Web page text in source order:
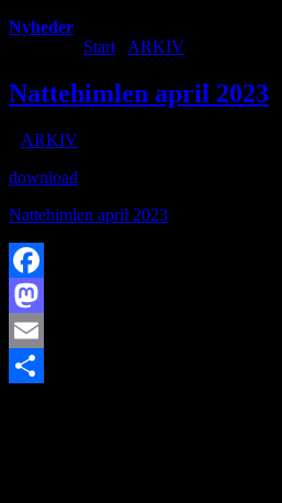
Nyheder
Start ARKIV
Nattehimlen april 2023
ARKIV
download
Nattehimlen april 2023
Facebook
Mastodon
Email